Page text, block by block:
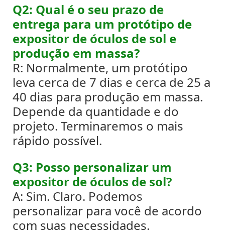
Q2: Qual é o seu prazo de
entrega para um protótipo de
expositor de óculos de sol e
produção em massa?
R: Normalmente, um protótipo
leva cerca de 7 dias e cerca de 25 a
40 dias para produção em massa.
Depende da quantidade e do
projeto. Terminaremos o mais
rápido possível.
Q3: Posso personalizar um
expositor de óculos de sol?
A: Sim. Claro. Podemos
personalizar para você de acordo
com suas necessidades.